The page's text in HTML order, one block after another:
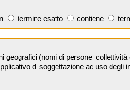
termine esatto contiene
geografici (nomi di persone,
di soggettazione ad uso degli